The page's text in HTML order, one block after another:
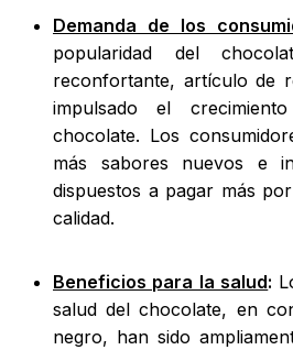
Demanda de los
popularidad del
reconfortante, artículo de
impulsado el
chocolate. Los
más sabores nuevos e
dispuestos a pagar más
calidad.
Beneficios para la salud:
salud del chocolate, en
negro, han sido